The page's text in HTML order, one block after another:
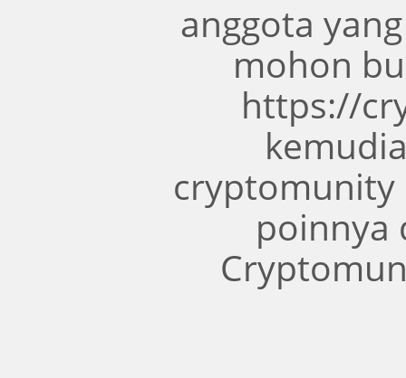
anggota
mohon
https://
poinnya